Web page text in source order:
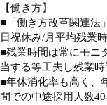
【働き方】
■「働き方改革関連法
日祝休み/月平均残業
■残業時間は常にモニ
当する等工夫し残業時
■年休消化率も高く、
間での中途採用人数